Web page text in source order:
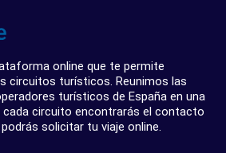
online que te permite
circuitos turísticos. Reunimos las
turísticos de España en una
cada circuito encontrarás el contacto
solicitar tu viaje online.